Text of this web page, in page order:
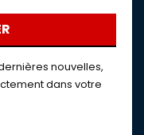
nouvelles,
dans votre